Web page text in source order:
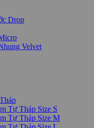
Drop
Velvet
Tự Tháp Size S
Tự Tháp Size M